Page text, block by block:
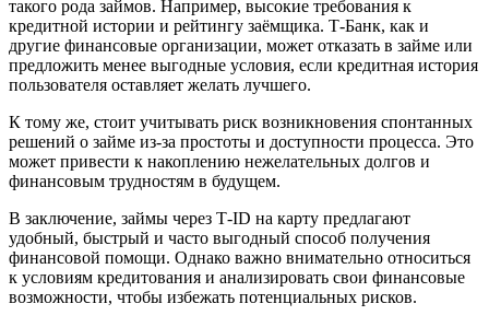
такого рода займов. Например, высокие требования к
кредитной истории и рейтингу заёмщика. Т-Банк, как и
другие финансовые организации, может отказать в займе или
предложить менее выгодные условия, если кредитная история
пользователя оставляет желать лучшего.
К тому же, стоит учитывать риск возникновения спонтанных
решений о займе из-за простоты и доступности процесса. Это
может привести к накоплению нежелательных долгов и
финансовым трудностям в будущем.
В заключение, займы через Т-ID на карту предлагают
удобный, быстрый и часто выгодный способ получения
финансовой помощи. Однако важно внимательно относиться
к условиям кредитования и анализировать свои финансовые
возможности, чтобы избежать потенциальных рисков.